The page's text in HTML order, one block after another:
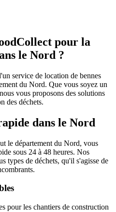
pour la
le Nord ?
service de location de bennes
du Nord. Que vous soyez un
vous proposons des solutions
des déchets.
dans le Nord
le département du Nord, vous
sous 24 à 48 heures. Nos
types de déchets, qu'il s'agisse de
pour les chantiers de construction